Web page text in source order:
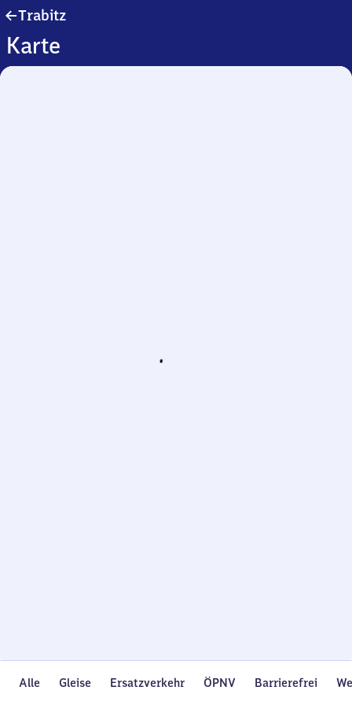
Trabitz
Karte
Alle Gleise Ersatzverkehr ÖPNV Barrierefrei